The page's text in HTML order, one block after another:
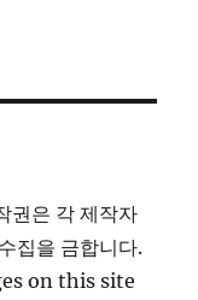
권은 각 제작자
집을 금합니다.
on this site